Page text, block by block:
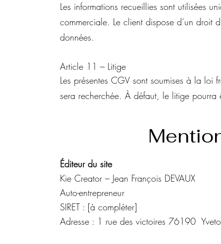
Les informations recueillies sont utilisées
commerciale. Le client dispose d’un droit
données.
Article 11 – Litige
Les présentes CGV sont soumises à la
sera recherchée. À défaut, le litige pourra
Éditeur du site
Kie Creator – Jean François DEVAUX
Auto-entrepreneur
SIRET : [à compléter]
Adresse : 1 rue des victoires 76190